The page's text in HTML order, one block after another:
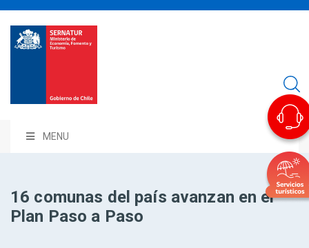
MENU
16 comunas del país avanzan en el
Plan Paso a Paso